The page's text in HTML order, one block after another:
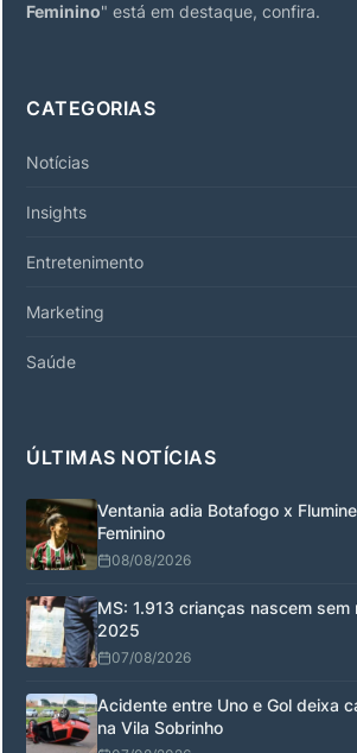
Feminino" está em destaque, confira.
CATEGORIAS
Notícias
Insights
Entretenimento
Marketing
Saúde
ÚLTIMAS NOTÍCIAS
Ventania adia Botafogo x
Feminino
08/08/2026
MS: 1.913 crianças nascem sem
2025
07/08/2026
Acidente entre Uno e Gol deixa
na Vila Sobrinho